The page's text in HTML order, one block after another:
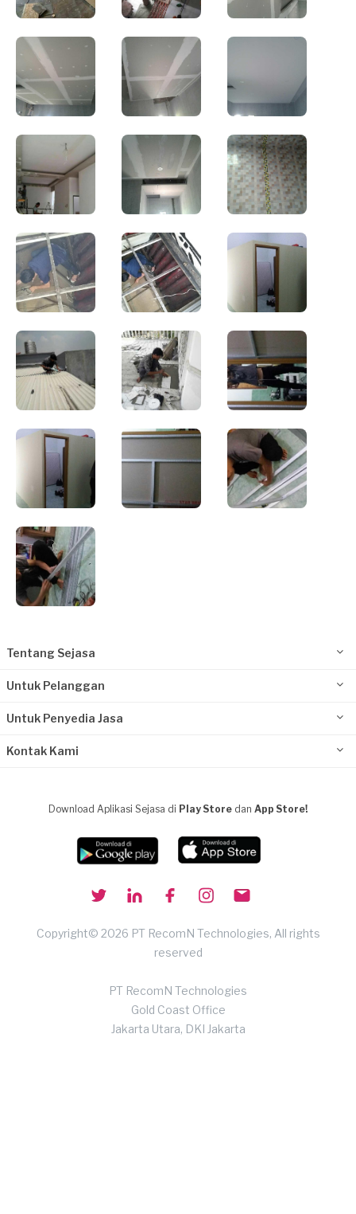
Tentang Sejasa
Untuk Pelanggan
Untuk Penyedia Jasa
Kontak Kami
Download Aplikasi Sejasa di Play Store dan App Store!
Copyright© 2026 PT RecomN Technologies, All rights
reserved
PT RecomN Technologies
Gold Coast Office
Jakarta Utara, DKI Jakarta